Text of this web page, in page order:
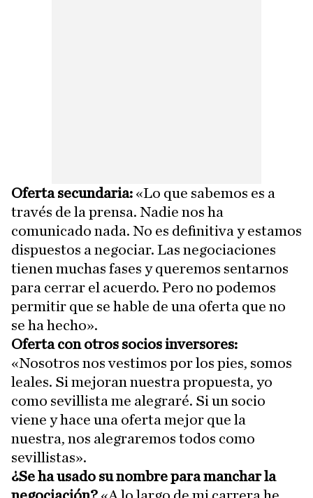
Oferta secundaria: «Lo que sabemos es a
través de la prensa. Nadie nos ha
comunicado nada. No es definitiva y estamos
dispuestos a negociar. Las negociaciones
tienen muchas fases y queremos sentarnos
para cerrar el acuerdo. Pero no podemos
permitir que se hable de una oferta que no
se ha hecho».
Oferta con otros socios inversores:
«Nosotros nos vestimos por los pies, somos
leales. Si mejoran nuestra propuesta, yo
como sevillista me alegraré. Si un socio
viene y hace una oferta mejor que la
nuestra, nos alegraremos todos como
sevillistas».
¿Se ha usado su nombre para manchar la